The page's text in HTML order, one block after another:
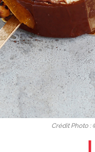
Crédit Photo